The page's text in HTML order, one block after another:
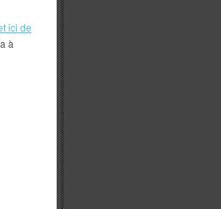
ici de
à